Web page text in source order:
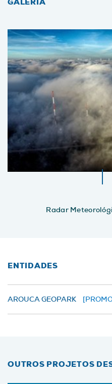
GALERIA
Radar
ENTIDADES
AROUCA GEOPARK
OUTROS PROJETOS